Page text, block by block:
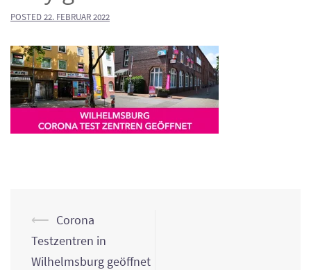
POSTED22. FEBRUAR 2022
Post
navigation
⟵ Corona
Testzentren in
Wilhelmsburg geöffnet